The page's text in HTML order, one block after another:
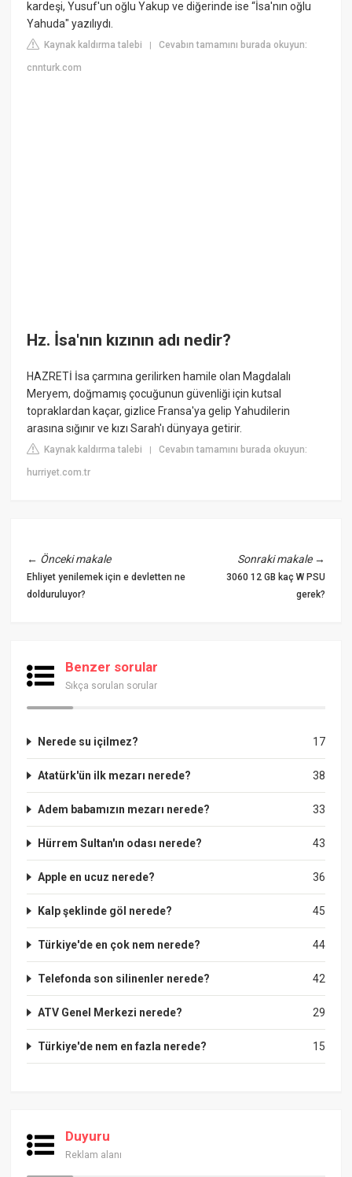
kardeşi, Yusuf'un oğlu Yakup ve diğerinde ise “İsa'nın oğlu
Yahuda" yazılıydı.
Kaynak kaldırma talebi |Cevabın tamamını burada okuyun:
cnnturk.com
Hz. İsa'nın kızının adı nedir?
HAZRETİ İsa çarmına gerilirken hamile olan Magdalalı
Meryem, doğmamış çocuğunun güvenliği için kutsal
topraklardan kaçar, gizlice Fransa'ya gelip Yahudilerin
arasına sığınır ve kızı Sarah'ı dünyaya getirir.
Kaynak kaldırma talebi |Cevabın tamamını burada okuyun:
hurriyet.com.tr
← Önceki makale
Ehliyet yenilemek için e devletten ne
dolduruluyor?
Sonraki makale→
3060 12 GB kaç W PSU
gerek?
Benzer sorular
Sıkça sorulan sorular
17
Nerede su içilmez?
38
Atatürk'ün ilk mezarı nerede?
33
Adem babamızın mezarı nerede?
43
Hürrem Sultan'ın odası nerede?
36
Apple en ucuz nerede?
45
Kalp şeklinde göl nerede?
44
Türkiye'de en çok nem nerede?
42
Telefonda son silinenler nerede?
29
ATV Genel Merkezi nerede?
15
Türkiye'de nem en fazla nerede?
Duyuru
Reklam alanı